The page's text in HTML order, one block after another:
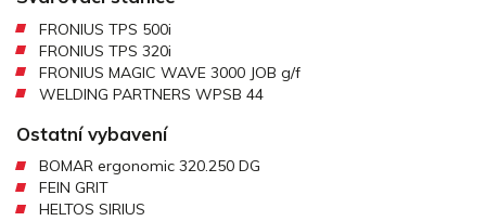
FRONIUS TPS 500i
FRONIUS TPS 320i
FRONIUS MAGIC WAVE 3000 JOB g/f
WELDING PARTNERS WPSB 44
Ostatní vybavení
BOMAR ergonomic 320.250 DG
FEIN GRIT
HELTOS SIRIUS